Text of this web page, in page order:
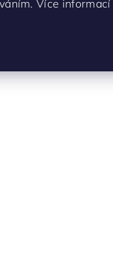
Více informací